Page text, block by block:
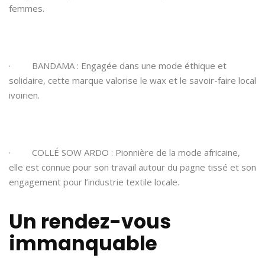
femmes.
· BANDAMA : Engagée dans une mode éthique et
solidaire, cette marque valorise le wax et le savoir-faire local
ivoirien.
· COLLÉ SOW ARDO : Pionnière de la mode africaine,
elle est connue pour son travail autour du pagne tissé et son
engagement pour l’industrie textile locale.
Un rendez-vous
immanquable